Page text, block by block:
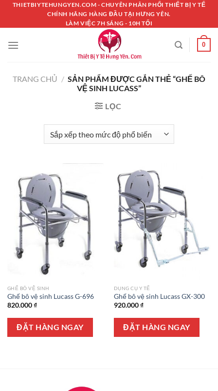
Chuyển
nội
dung
THIETBIYTEHUNGYEN.COM - CHUYÊN PHÂN PHỐI THIẾT BỊ Y TẾ
CHÍNH HÃNG HÀNG ĐẦU TẠI HƯNG YÊN.
LÀM VIỆC 7H SÁNG - 10H TỐI
0
TRANG CHỦ / SẢN PHẨM ĐƯỢC GẮN THẺ “GHẾ BÔ
VỆ SINH LUCASS”
LỌC
GHẾ BÔ VỆ SINH
Ghế bô vệ sinh Lucass G-696
820.000₫
ĐẶT HÀNG NGAY
DỤNG CỤ Y TẾ
Ghế bô vệ sinh Lucass GX-300
920.000₫
ĐẶT HÀNG NGAY